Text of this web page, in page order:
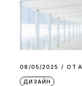
08/05/2025 ОТ
ДИЗАЙН